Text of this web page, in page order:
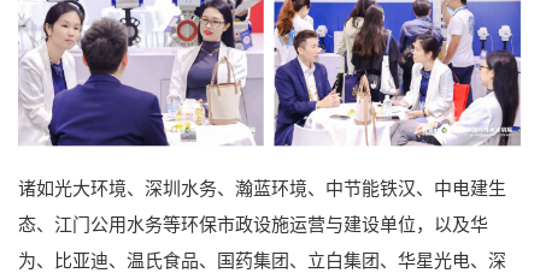
诸如光大环境、深圳水务、瀚蓝环境、中节能铁汉、中电建生
态、江门公用水务等环保市政设施运营与建设单位，以及华
为、比亚迪、温氏食品、国药集团、立白集团、华星光电、深